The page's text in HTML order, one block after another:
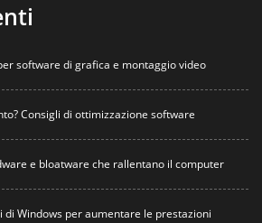
software di grafica e montaggio video
Consigli di ottimizzazione software
e bloatware che rallentano il computer
Windows per aumentare le prestazioni